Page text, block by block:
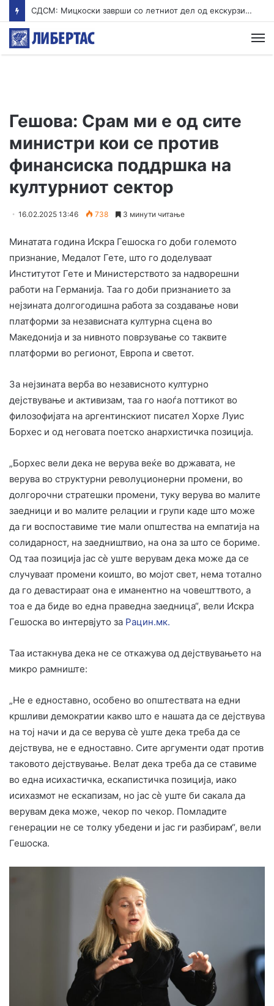
СДСМ: Мицкоски заврши со летниот дел од екскурзијата – од денеска стручен дел во Брисел
Гешова: Срам ми е од сите
министри кои се против
финансиска поддршка на
културниот сектор
16.02.2025 13:46 738 3 минути читање
Минатата година Искра Гешоска го доби големото
признание, Медалот Гете, што го доделуваат
Институтот Гете и Министерството за надворешни
работи на Германија. Таа го доби признанието за
нејзината долгогодишна работа за создавање нови
платформи за независната културна сцена во
Македонија и за нивното поврзување со таквите
платформи во регионот, Европа и светот.
За нејзината верба во независното културно
дејствување и активизам, таа го наоѓа поттикот во
филозофијата на аргентинскиот писател Хорхе Луис
Борхес и од неговата поетско анархистичка позиција.
„Борхес вели дека не верува веќе во државата, не
верува во структурни револуционерни промени, во
долгорочни стратешки промени, туку верува во малите
заедници и во малите релации и групи каде што може
да ги воспоставиме тие мали општества на емпатија на
солидарност, на заедништвио, на она за што се бориме.
Од таа позиција јас сѐ уште верувам дека може да се
случуваат промени коишто, во мојот свет, нема тотално
да го девастираат она е иманентно на човешттвото, а
тоа е да биде во една праведна заедница“, вели Искра
Гешоска во интервјуто за Рацин.мк.
Таа истакнува дека не се откажува од дејствувањето на
микро рамниште:
„Не е едноставно, особено во општествата на едни
кршливи демократии какво што е нашата да се дејствува
на тој начи и да се верува сѐ уште дека треба да се
дејствува, не е едноставно. Сите аргументи одат против
таковото дејствување. Велат дека треба да се ставиме
во една исихастичка, ескапистичка позиција, иако
исихазмот не ескапизам, но јас сѐ уште би сакала да
верувам дека може, чекор по чекор. Помладите
генерации не се толку убедени и јас ги разбирам“, вели
Гешоска.